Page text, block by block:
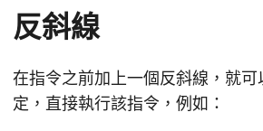
反斜線
在指令之前加上一個反斜線，就可
定，直接執行該指令，例如：